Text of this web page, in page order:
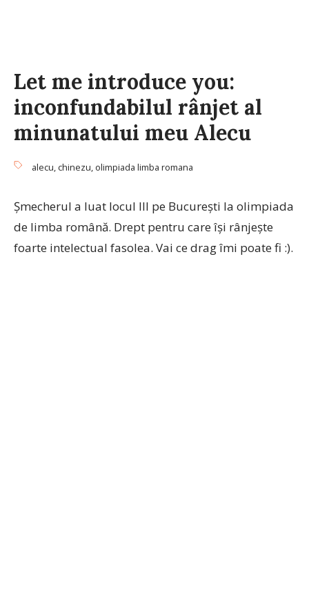
Let me introduce you:
inconfundabilul rânjet al
minunatului meu Alecu
alecu, chinezu, olimpiada limba romana
Şmecherul a luat locul III pe Bucureşti la olimpiada
de limba română. Drept pentru care îşi rânjeşte
foarte intelectual fasolea. Vai ce drag îmi poate fi :).